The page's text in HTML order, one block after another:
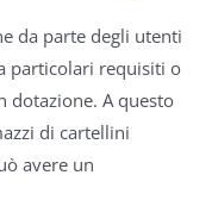
da parte degli utenti
particolari requisiti o
dotazione. A questo
di cartellini
avere un